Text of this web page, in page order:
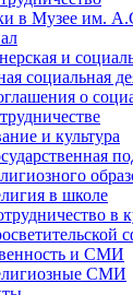
в Музее им.
и
социальная
о
и культура
в школе
в
и СМИ
СМИ